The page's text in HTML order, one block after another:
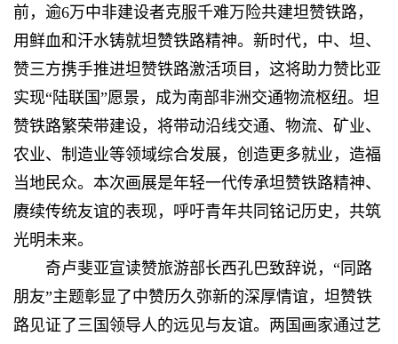
前，逾6万中非建设者克服千难万险共建坦赞铁路，
用鲜血和汗水铸就坦赞铁路精神。新时代，中、坦、
赞三方携手推进坦赞铁路激活项目，这将助力赞比亚
实现“陆联国”愿景，成为南部非洲交通物流枢纽。坦
赞铁路繁荣带建设，将带动沿线交通、物流、矿业、
农业、制造业等领域综合发展，创造更多就业，造福
当地民众。本次画展是年轻一代传承坦赞铁路精神、
赓续传统友谊的表现，呼吁青年共同铭记历史，共筑
光明未来。
奇卢斐亚宣读赞旅游部长西孔巴致辞说，“同路
朋友”主题彰显了中赞历久弥新的深厚情谊，坦赞铁
路见证了三国领导人的远见与友谊。两国画家通过艺